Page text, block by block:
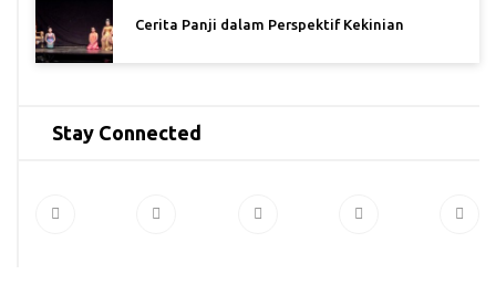
Cerita Panji dalam Perspektif Kekinian
Stay Connected